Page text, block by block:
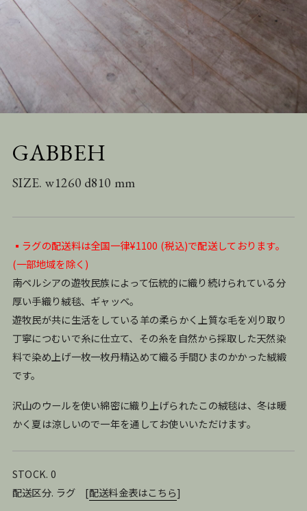
GABBEH
SIZE. w1260 d810 mm
▪️ラグの配送料は全国一律¥1100 (税込)で配送しております。
(一部地域を除く)
南ペルシアの遊牧民族によって伝統的に織り続けられている分
厚い手織り絨毯、ギャッベ。
遊牧民が共に生活をしている羊の柔らかく上質な毛を刈り取り
丁寧につむいで糸に仕立て、その糸を自然から採取した天然染
料で染め上げ一枚一枚丹精込めて織る手間ひまのかかった絨緞
です。
沢山のウールを使い綿密に織り上げられたこの絨毯は、冬は暖
かく夏は涼しいので一年を通してお使いいただけます。
STOCK. 0
配送区分. ラグ [配送料金表はこちら]